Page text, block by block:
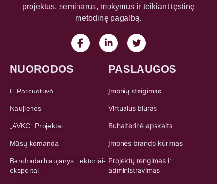
projektus, seminarus, mokymus ir teikiant tęstinę
metodinę pagalbą.
NUORODOS
E-Parduotuvė
Naujienos
„AVKC“ Projektai
Mūsų komanda
Bendradarbiaujanys Lektoriai-
ekspertai
PASLAUGOS
Įmonių steigimas
Virtualus biuras
Buhalterinė apskaita
Įmonės brando kūrimas
Projektų rengimas ir
administravimas